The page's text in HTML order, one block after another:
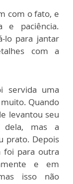
com o fato, e
e paciência.
lo para jantar
com a
servida uma
Quando
levantou seu
dela, mas a
prato. Depois
foi para outra
e em
isso não